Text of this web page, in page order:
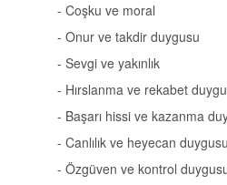
- Coşku ve moral
- Onur ve takdir duygusu
- Sevgi ve yakınlık
- Hırslanma ve rekabet
- Başarı hissi ve kazanma
- Canlılık ve heyecan duygusu
- Özgüven ve kontrol